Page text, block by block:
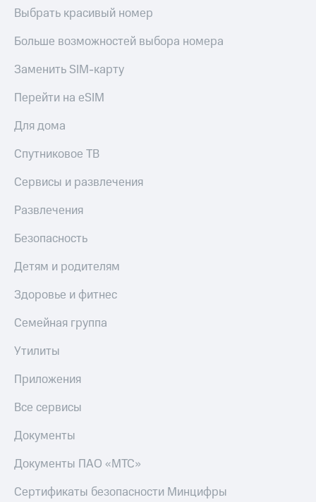
Выбрать красивый номер
Больше возможностей выбора номера
Заменить SIM-карту
Перейти на eSIM
Для дома
Спутниковое ТВ
Сервисы и развлечения
Развлечения
Безопасность
Детям и родителям
Здоровье и фитнес
Семейная группа
Утилиты
Приложения
Все сервисы
Документы
Документы ПАО «МТС»
Сертификаты безопасности Минцифры